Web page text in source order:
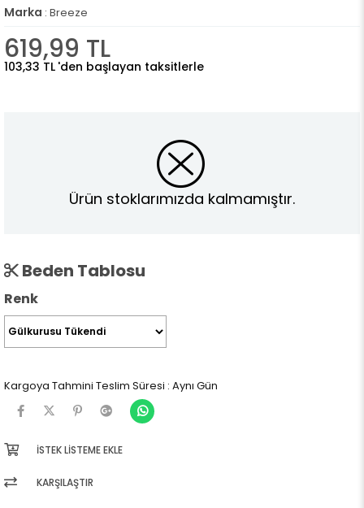
Marka : Breeze
619,99 TL
103,33 TL 'den başlayan taksitlerle
Ürün stoklarımızda kalmamıştır.
Beden Tablosu
Renk
Kargoya Tahmini Teslim Süresi : Aynı Gün
İSTEK LISTEME EKLE
KARŞILAŞTIR